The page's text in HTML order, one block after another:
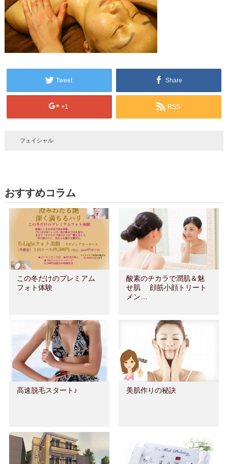
Tweet Share
+1 RSS
フェイシャル
おすすめコラム
この冬だけのプレミアム
フォト体験
酸素のチカラで潤肌＆魅
せ肌 顔筋小顔トリート
メン…
高速脱毛スタート♪ 美肌作りの秘訣